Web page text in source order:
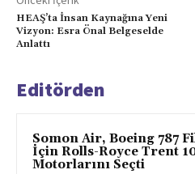
HEAŞ’ta İnsan Kaynağına Yeni
Vizyon: Esra Önal Belgeselde
Anlattı
Editörden
Somon Air, Boeing 787
İçin Rolls-Royce Trent
Motorlarını Seçti